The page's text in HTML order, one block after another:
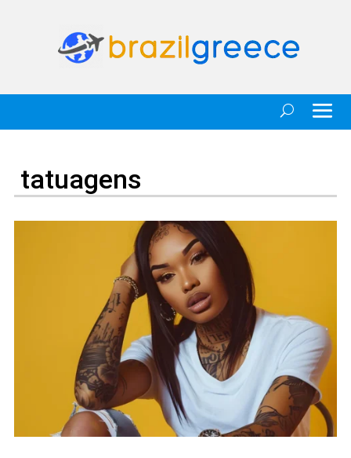
tatuagens